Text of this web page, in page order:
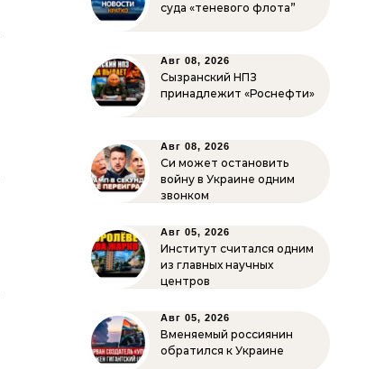
суда «теневого флота”
Авг 08, 2026
Сызранский НПЗ
принадлежит «Роснефти»
Авг 08, 2026
Си может остановить
войну в Украине одним
звонком
Авг 05, 2026
Институт считался одним
из главных научных
центров
Авг 05, 2026
Вменяемый россиянин
обратился к Украине